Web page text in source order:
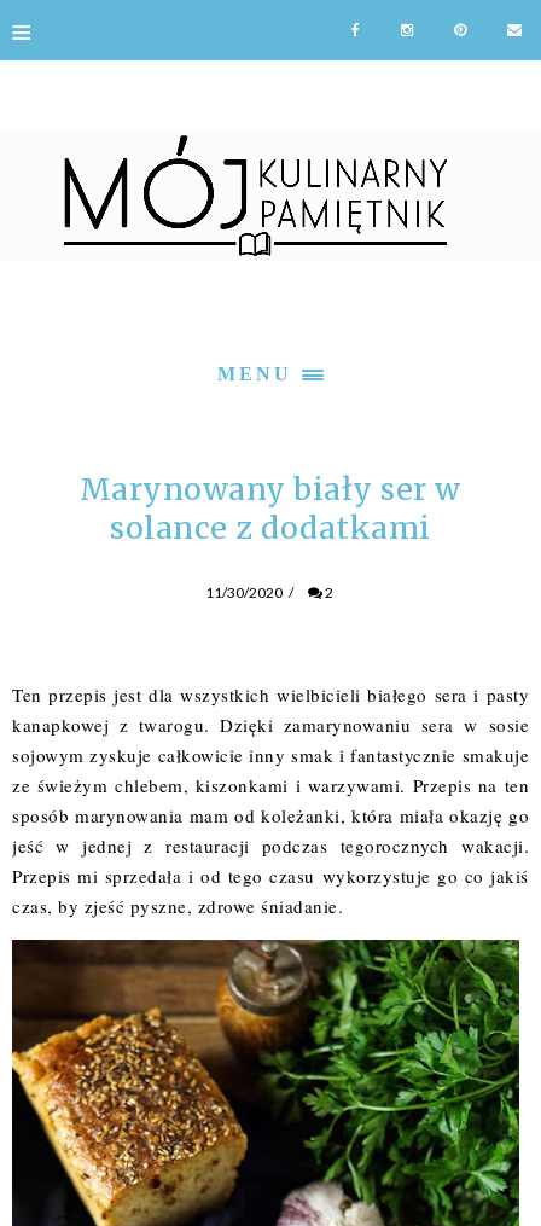
≡
MENU
Marynowany biały ser w
solance z dodatkami
11/30/2020 / 2
Ten przepis jest dla wszystkich wielbicieli białego sera i pasty
kanapkowej z twarogu. Dzięki zamarynowaniu sera w sosie
sojowym zyskuje całkowicie inny smak i fantastycznie smakuje
ze świeżym chlebem, kiszonkami i warzywami. Przepis na ten
sposób marynowania mam od koleżanki, która miała okazję go
jeść w jednej z restauracji podczas tegorocznych wakacji.
Przepis mi sprzedała i od tego czasu wykorzystuje go co jakiś
czas, by zjeść pyszne, zdrowe śniadanie.